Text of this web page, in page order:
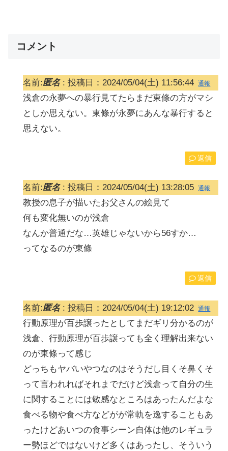
コメント
名前:匿名: 投稿日：2024/05/04(土) 11:56:44 通報
浅倉の永夢への暴行見てたらまだ東條の方がマシ
としか思えない。東條が永夢にあんな暴行すると
思えない。
返信
名前:匿名: 投稿日：2024/05/04(土) 13:28:05 通報
教授の息子が描いたお父さんの絵見て
何も変化無いのが浅倉
なんか普通だな…英雄じゃないから56すか…
ってなるのが東條
返信
名前:匿名: 投稿日：2024/05/04(土) 19:12:02 通報
行動原理が百歩譲ったとしてまだギリ分かるのが
浅倉、行動原理が百歩譲っても全く理解出来ない
のが東條って感じ
どっちもヤバいやつなのはそうだし目くそ鼻くそ
って言われればそれまでだけど浅倉って自分の生
に関することには敏感なところはあったんだよな
食べる物や食べ方などがが常軌を逸することもあ
ったけどあいつの食事シーン自体は他のレギュラ
ー勢ほどではないけど多くはあったし、そういう